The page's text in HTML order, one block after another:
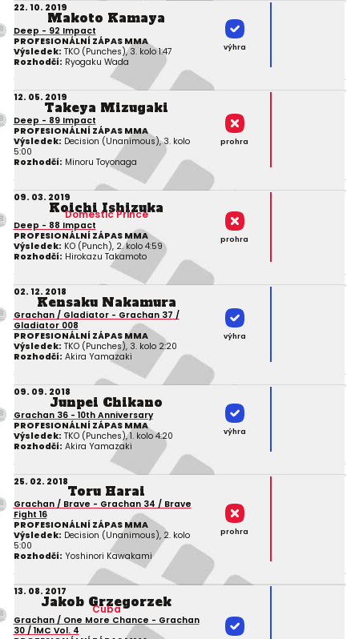
22. 10. 2019
Makoto Kamaya
Deep - 92 Impact
PROFESIONÁLNÍ ZÁPAS MMA
Výsledek: TKO (Punches), 3. kolo 1:47
Rozhodčí: Ryogaku Wada
výhra
12. 05. 2019
Takeya Mizugaki
Deep - 89 Impact
PROFESIONÁLNÍ ZÁPAS MMA
Výsledek: Decision (Unanimous), 3. kolo
5:00
Rozhodčí: Minoru Toyonaga
prohra
09. 03. 2019
Koichi Ishizuka
Domestic Prince
Deep - 88 Impact
PROFESIONÁLNÍ ZÁPAS MMA
Výsledek: KO (Punch), 2. kolo 4:59
Rozhodčí: Hirokazu Takamoto
prohra
02. 12. 2018
Kensaku Nakamura
Grachan / Gladiator - Grachan 37 /
Gladiator 008
PROFESIONÁLNÍ ZÁPAS MMA
Výsledek: TKO (Punches), 3. kolo 2:20
Rozhodčí: Akira Yamazaki
výhra
09. 09. 2018
Junpei Chikano
Grachan 36 - 10th Anniversary
PROFESIONÁLNÍ ZÁPAS MMA
Výsledek: TKO (Punches), 1. kolo 4:20
Rozhodčí: Akira Yamazaki
výhra
25. 02. 2018
Toru Harai
Grachan / Brave - Grachan 34 / Brave
Fight 16
PROFESIONÁLNÍ ZÁPAS MMA
Výsledek: Decision (Unanimous), 2. kolo
5:00
Rozhodčí: Yoshinori Kawakami
prohra
13. 08. 2017
Jakob Grzegorzek
Cuba
Grachan / One More Chance - Grachan
30 / 1MC Vol. 4